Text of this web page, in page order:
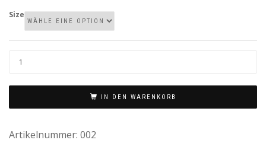
Size
FLOATING
MENGE
IN DEN WARENKORB
Artikelnummer: 002